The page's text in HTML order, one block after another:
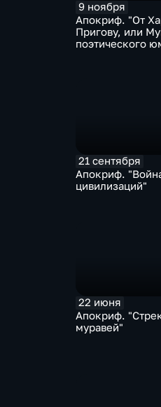
9 ноября
Апокриф. "От
Пригову, или
поэтического
21 сентября
Апокриф.
цивилизаций"
22 июня
Апокриф.
муравей"